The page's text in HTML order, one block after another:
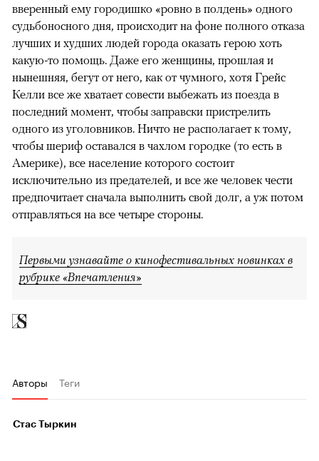
вверенный ему городишко «ровно в полдень» одного
судьбоносного дня, происходит на фоне полного отказа
лучших и худших людей города оказать герою хоть
какую-то помощь. Даже его женщины, прошлая и
нынешняя, бегут от него, как от чумного, хотя Грейс
Келли все же хватает совести выбежать из поезда в
последний момент, чтобы заправски пристрелить
одного из уголовников. Ничто не располагает к тому,
чтобы шериф оставался в чахлом городке (то есть в
Америке), все население которого состоит
исключительно из предателей, и все же человек чести
предпочитает сначала выполнить свой долг, а уж потом
отправляться на все четыре стороны.
Первыми узнавайте о кинофестивальных новинках в
рубрике «Впечатления»
Авторы Теги
Стас Тыркин